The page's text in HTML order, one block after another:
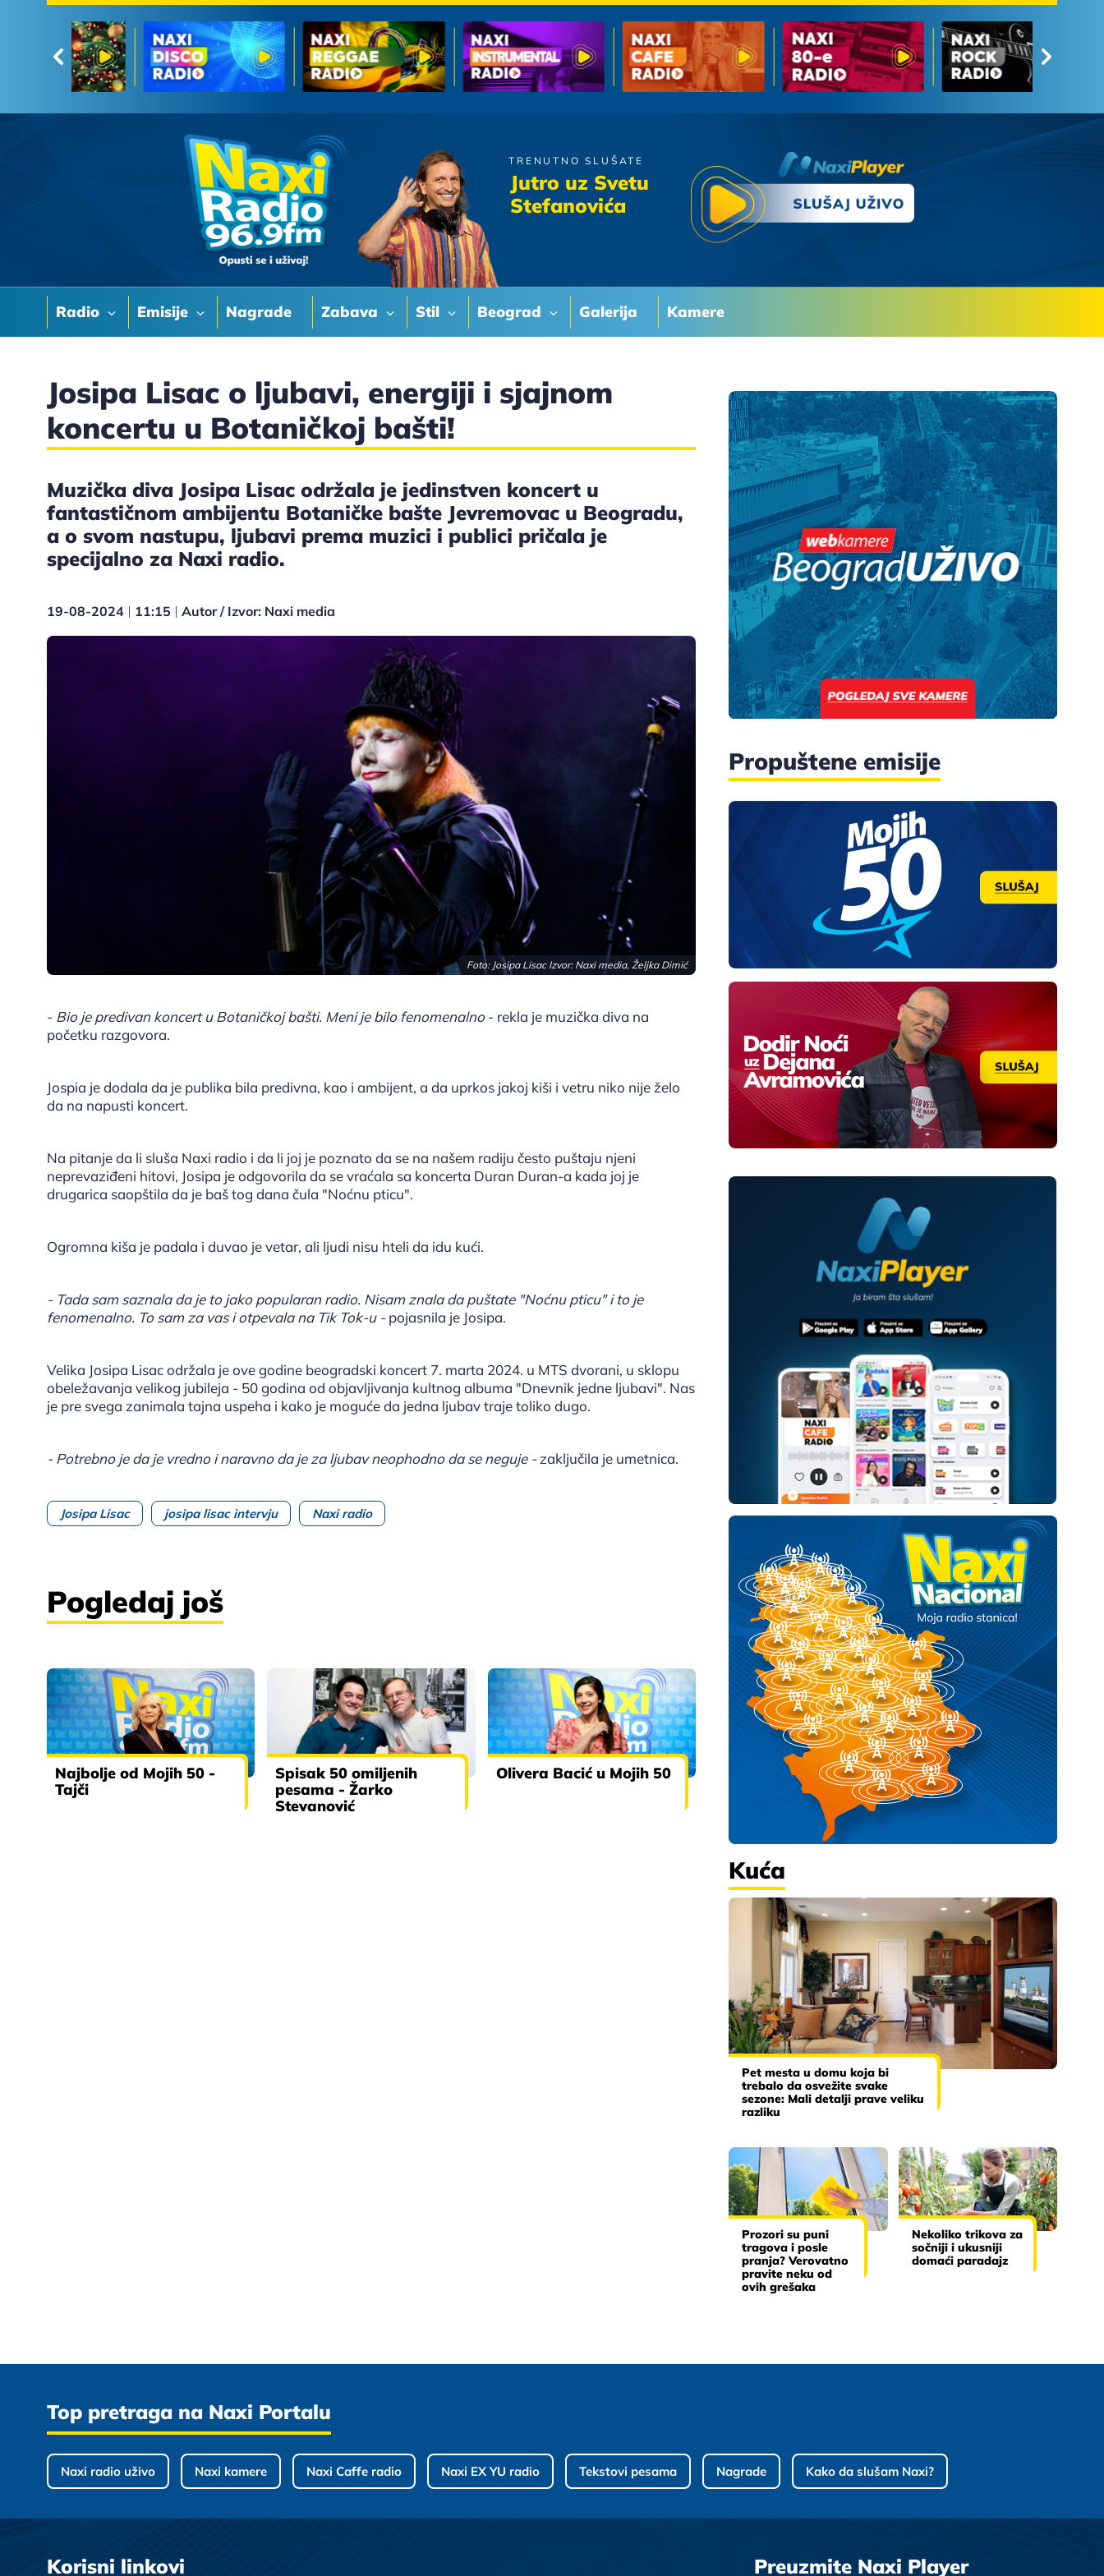
Radio Emisije Nagrade Zabava Stil Beograd Galerija Kamere
TRENUTNO SLUŠATE
Jutro uz Svetu
Stefanovića
Karolina Goceva
Josipa Lisac o ljubavi, energiji i sjajnom
koncertu u Botaničkoj bašti!
Muzička diva Josipa Lisac održala je jedinstven koncert u
fantastičnom ambijentu Botaničke bašte Jevremovac u Beogradu,
a o svom nastupu, ljubavi prema muzici i publici pričala je
specijalno za Naxi radio.
19-08-2024 11:15 Autor / Izvor: Naxi media
Foto: Josipa Lisac Izvor: Naxi media, Željka Dimić
- Bio je predivan koncert u Botaničkoj bašti. Meni je bilo fenomenalno- rekla je muzička diva na
početku razgovora.
Jospia je dodala da je publika bila predivna, kao i ambijent, a da uprkos jakoj kiši i vetru niko nije želo
da na napusti koncert.
Na pitanje da li sluša Naxi radio i da li joj je poznato da se na našem radiju često puštaju njeni
neprevaziđeni hitovi, Josipa je odgovorila da se vraćala sa koncerta Duran Duran-a kada joj je
drugarica saopštila da je baš tog dana čula "Noćnu pticu".
Ogromna kiša je padala i duvao je vetar, ali ljudi nisu hteli da idu kući.
- Tada sam saznala da je to jako popularan radio. Nisam znala da puštate "Noćnu pticu" i to je
fenomenalno. To sam za vas i otpevala na Tik Tok-u -pojasnila je Josipa.
Velika Josipa Lisac održala je ove godine beogradski koncert 7. marta 2024. u MTS dvorani, u sklopu
obeležavanja velikog jubileja - 50 godina od objavljivanja kultnog albuma "Dnevnik jedne ljubavi". Nas
je pre svega zanimala tajna uspeha i kako je moguće da jedna ljubav traje toliko dugo.
- Potrebno je da je vredno i naravno da je za ljubav neophodno da se neguje -zaključila je umetnica.
Josipa Lisac josipa lisac intervju Naxi radio
Pogledaj još
Najbolje od Mojih 50 -
Tajči
Spisak 50 omiljenih
pesama - Žarko
Stevanović
Olivera Bacić u Mojih 50
Propuštene emisije
Kuća
Pet mesta u domu koja bi
trebalo da osvežite svake
sezone: Mali detalji prave veliku
razliku
Prozori su puni
tragova i posle
pranja? Verovatno
pravite neku od
ovih grešaka
Nekoliko trikova za
sočniji i ukusniji
domaći paradajz
Top pretraga na Naxi Portalu
Naxi radio uživo Naxi kamere Naxi Caffe radio Naxi EX YU radio Tekstovi pesama Nagrade Kako da slušam Naxi?
Korisni linkovi Preuzmite Naxi Player